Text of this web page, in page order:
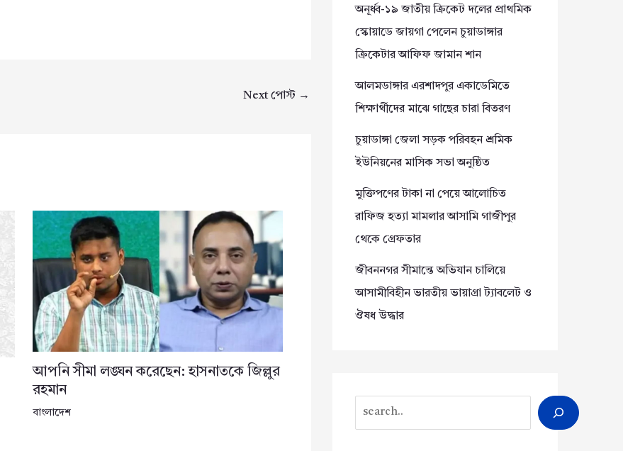
Next পোস্ট →
আপনি সীমা লঙ্ঘন করেছেন: হাসনাতকে জিল্লুর
রহমান
বাংলাদেশ
অনূর্ধ্ব-১৯ জাতীয় ক্রিকেট দলের প্রাথমিক
স্কোয়াডে জায়গা পেলেন চুয়াডাঙ্গার
ক্রিকেটার আফিফ জামান শান
আলমডাঙ্গার এরশাদপুর একাডেমিতে
শিক্ষার্থীদের মাঝে গাছের চারা বিতরণ
চুয়াডাঙ্গা জেলা সড়ক পরিবহন শ্রমিক
ইউনিয়নের মাসিক সভা অনুষ্ঠিত
মুক্তিপণের টাকা না পেয়ে আলোচিত
রাফিজ হত্যা মামলার আসামি গাজীপুর
থেকে গ্রেফতার
জীবননগর সীমান্তে অভিযান চালিয়ে
আসামীবিহীন ভারতীয় ভায়াগ্রা ট্যাবলেট ও
ঔষধ উদ্ধার